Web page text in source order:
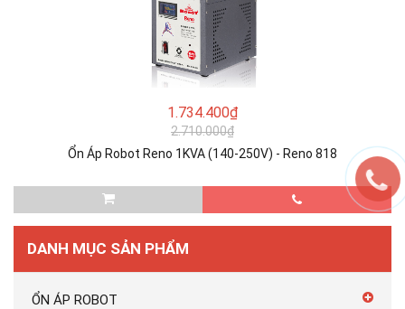
1.734.400₫
2.710.000₫
Ổn Áp Robot Reno 1KVA (140-250V) - Reno 818
DANH MỤC SẢN PHẨM
ỔN ÁP ROBOT